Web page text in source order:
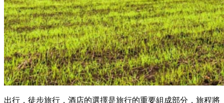
出行，徒步旅行，酒店的選擇是旅行的重要組成部分，旅程將